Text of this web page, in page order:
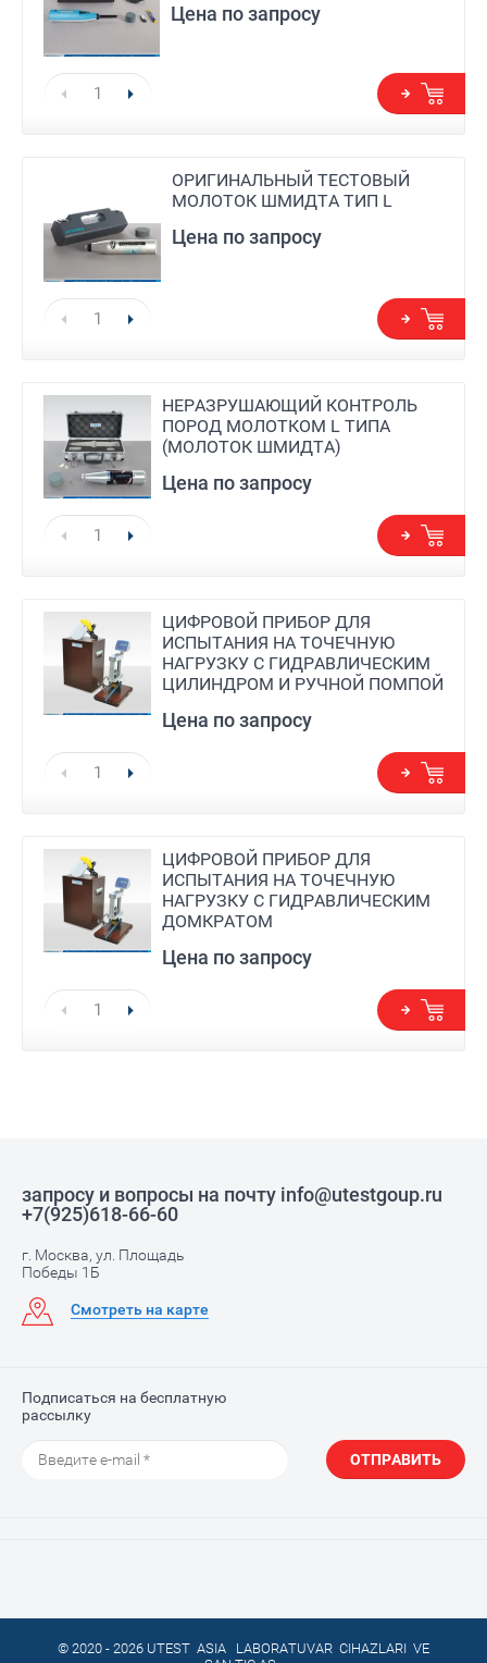
Цена по запросу
ОРИГИНАЛЬНЫЙ ТЕСТОВЫЙ
МОЛОТОК ШМИДТА ТИП L
Цена по запросу
НЕРАЗРУШАЮЩИЙ КОНТРОЛЬ
ПОРОД МОЛОТКОМ L ТИПА
(МОЛОТОК ШМИДТА)
Цена по запросу
ЦИФРОВОЙ ПРИБОР ДЛЯ
ИСПЫТАНИЯ НА ТОЧЕЧНУЮ
НАГРУЗКУ С ГИДРАВЛИЧЕСКИМ
ЦИЛИНДРОМ И РУЧНОЙ ПОМПОЙ
Цена по запросу
ЦИФРОВОЙ ПРИБОР ДЛЯ
ИСПЫТАНИЯ НА ТОЧЕЧНУЮ
НАГРУЗКУ С ГИДРАВЛИЧЕСКИМ
ДОМКРАТОМ
Цена по запросу
запросу и вопросы на почту info@utestgoup.ru
+7(925)618-66-60
г. Москва, ул. Площадь
Победы 1Б
Смотреть на карте
Подписаться на бесплатную
рассылку
ОТПРАВИТЬ
© 2020 - 2026 UTEST ASIA LABORATUVAR CIHAZLARI VE